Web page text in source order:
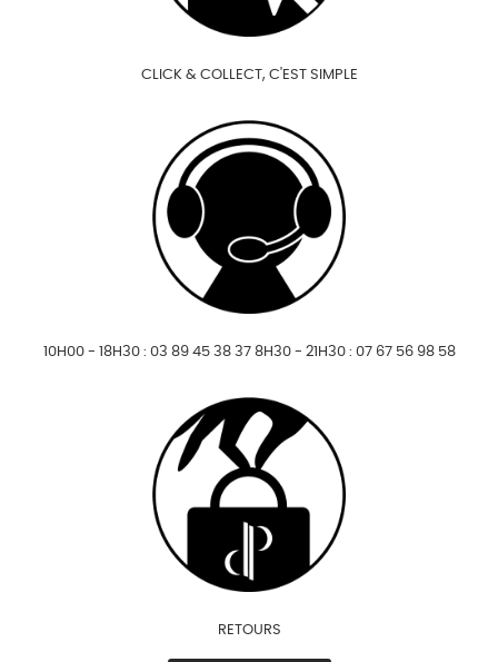
CLICK & COLLECT, C'EST SIMPLE
10H00 - 18H30 : 03 89 45 38 37 8H30 - 21H30 : 07 67 56 98 58
RETOURS